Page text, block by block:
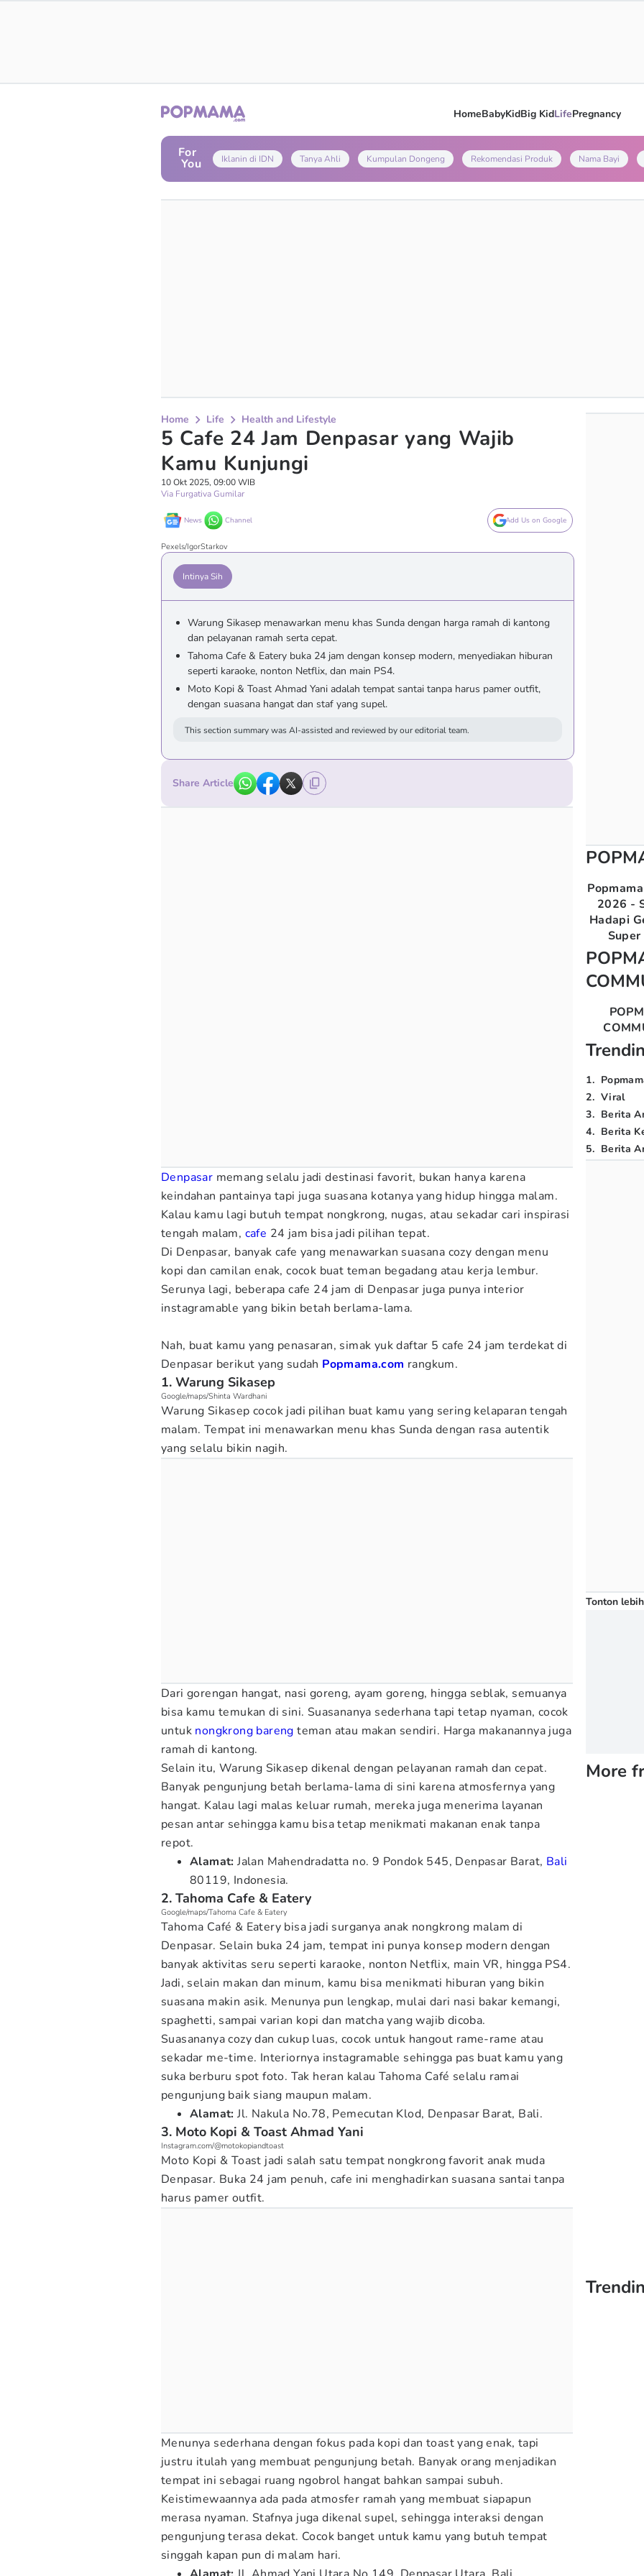
HomeBabyKidBig KidLifePregnancy
For
You Iklanin di IDN Tanya Ahli Kumpulan Dongeng Rekomendasi Produk Nama Bayi
Home Life Health and Lifestyle
5 Cafe 24 Jam Denpasar yang Wajib
Kamu Kunjungi
10 Okt 2025, 09:00 WIB
Via Furgativa Gumilar
News Channel Add Us on Google
Pexels/IgorStarkov
Intinya Sih
Warung Sikasep menawarkan menu khas Sunda dengan harga ramah di kantong
dan pelayanan ramah serta cepat.
Tahoma Cafe & Eatery buka 24 jam dengan konsep modern, menyediakan hiburan
seperti karaoke, nonton Netflix, dan main PS4.
Moto Kopi & Toast Ahmad Yani adalah tempat santai tanpa harus pamer outfit,
dengan suasana hangat dan staf yang supel.
This section summary was AI-assisted and reviewed by our editorial team.
Share Article
Denpasar memang selalu jadi destinasi favorit, bukan hanya karena
keindahan pantainya tapi juga suasana kotanya yang hidup hingga malam.
Kalau kamu lagi butuh tempat nongkrong, nugas, atau sekadar cari inspirasi
tengah malam, cafe 24 jam bisa jadi pilihan tepat.
Di Denpasar, banyak cafe yang menawarkan suasana cozy dengan menu
kopi dan camilan enak, cocok buat teman begadang atau kerja lembur.
Serunya lagi, beberapa cafe 24 jam di Denpasar juga punya interior
instagramable yang bikin betah berlama-lama.
Nah, buat kamu yang penasaran, simak yuk daftar 5 cafe 24 jam terdekat di
Denpasar berikut yang sudah Popmama.com rangkum.
1. Warung Sikasep
Google/maps/Shinta Wardhani
Warung Sikasep cocok jadi pilihan buat kamu yang sering kelaparan tengah
malam. Tempat ini menawarkan menu khas Sunda dengan rasa autentik
yang selalu bikin nagih.
Dari gorengan hangat, nasi goreng, ayam goreng, hingga seblak, semuanya
bisa kamu temukan di sini. Suasananya sederhana tapi tetap nyaman, cocok
untuk nongkrong bareng teman atau makan sendiri. Harga makanannya juga
ramah di kantong.
Selain itu, Warung Sikasep dikenal dengan pelayanan ramah dan cepat.
Banyak pengunjung betah berlama-lama di sini karena atmosfernya yang
hangat. Kalau lagi malas keluar rumah, mereka juga menerima layanan
pesan antar sehingga kamu bisa tetap menikmati makanan enak tanpa
repot.
Alamat:Jalan Mahendradatta no. 9 Pondok 545, Denpasar Barat, Bali
80119, Indonesia.
2. Tahoma Cafe & Eatery
Google/maps/Tahoma Cafe & Eatery
Tahoma Café & Eatery bisa jadi surganya anak nongkrong malam di
Denpasar. Selain buka 24 jam, tempat ini punya konsep modern dengan
banyak aktivitas seru seperti karaoke, nonton Netflix, main VR, hingga PS4.
Jadi, selain makan dan minum, kamu bisa menikmati hiburan yang bikin
suasana makin asik. Menunya pun lengkap, mulai dari nasi bakar kemangi,
spaghetti, sampai varian kopi dan matcha yang wajib dicoba.
Suasananya cozy dan cukup luas, cocok untuk hangout rame-rame atau
sekadar me-time. Interiornya instagramable sehingga pas buat kamu yang
suka berburu spot foto. Tak heran kalau Tahoma Café selalu ramai
pengunjung baik siang maupun malam.
Alamat: Jl. Nakula No.78, Pemecutan Klod, Denpasar Barat, Bali.
3. Moto Kopi & Toast Ahmad Yani
Instagram.com/@motokopiandtoast
Moto Kopi & Toast jadi salah satu tempat nongkrong favorit anak muda
Denpasar. Buka 24 jam penuh, cafe ini menghadirkan suasana santai tanpa
harus pamer outfit.
Menunya sederhana dengan fokus pada kopi dan toast yang enak, tapi
justru itulah yang membuat pengunjung betah. Banyak orang menjadikan
tempat ini sebagai ruang ngobrol hangat bahkan sampai subuh.
Keistimewaannya ada pada atmosfer ramah yang membuat siapapun
merasa nyaman. Stafnya juga dikenal supel, sehingga interaksi dengan
pengunjung terasa dekat. Cocok banget untuk kamu yang butuh tempat
singgah kapan pun di malam hari.
2026 -
Hadapi
1.
2. Viral
3. Berita
4. Berita
5. Berita
Tonton
More